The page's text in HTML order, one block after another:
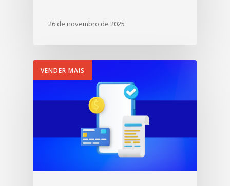
26 de novembro de 2025
VENDER MAIS